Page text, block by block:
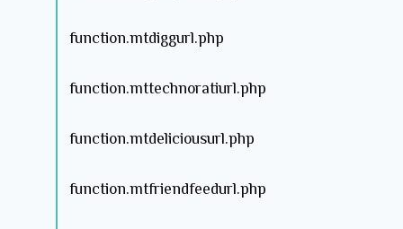
function.mtdiggurl.php
function.mttechnoratiurl.php
function.mtdeliciousurl.php
function.mtfriendfeedurl.php